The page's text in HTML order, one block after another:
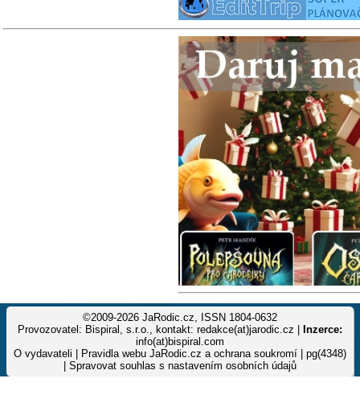
©2009-2026 JaRodic.cz, ISSN 1804-0632
Provozovatel: Bispiral, s.r.o., kontakt: redakce(at)jarodic.cz |
Inzerce:
info(at)bispiral.com
O vydavateli
Pravidla webu JaRodic.cz a ochrana soukromí | pg(4348)
Spravovat souhlas s nastavením osobních údajů